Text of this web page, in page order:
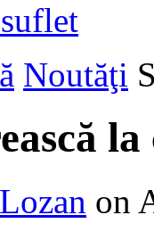
Noutăţi
la
on